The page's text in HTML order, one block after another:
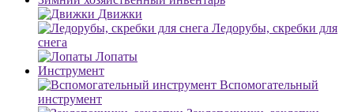
Движки
Ледорубы, скребки для
снега
Лопаты
Инструмент
Вспомогательный
инструмент